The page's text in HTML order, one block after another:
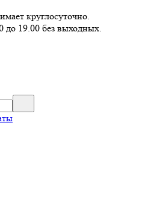
круглосуточно.
до 19.00 без выходных.